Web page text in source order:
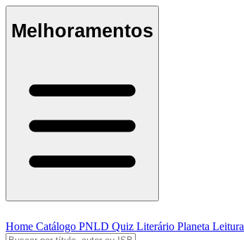
Melhoramentos
Home Catálogo PNLD Quiz Literário Planeta Leitura